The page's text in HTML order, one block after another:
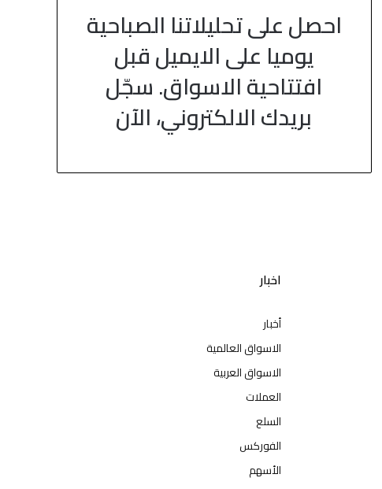
احصل على تحليلاتنا الصباحية
يوميا على الايميل قبل
افتتاحية الاسواق. سجّل
بريدك الالكتروني، الآن
اخبار
أخبار
الاسواق العالمية
الاسواق العربية
العملات
السلع
الفوركس
الأسهم